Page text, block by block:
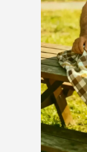
Avatar Video
AI Video
Fotoğraf
Diğer Araçlar